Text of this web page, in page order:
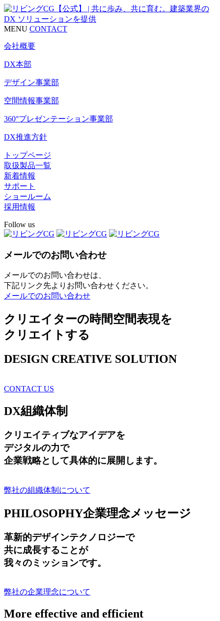
MENU CONTACT
会社概要
DX本部
デザイン事業部
空間情報事業部
360°プレゼンテーション事業部
DX推進方針
トップページ
取扱製品一覧
新着情報
サポート
ショールーム
採用情報
Follow us
メールでのお問い合わせ
メールでのお問い合わせは、
下記リンク先よりお問い合わせください。
メールでのお問い合わせ
クリエイターの時間空間表現を
クリエイトする
DESIGN CREATIVE SOLUTION
CONTACT US
DX組織体制
クリエイティブなアイデアを
デジタルの力で
企業戦略として具体的に展開します。
弊社の組織体制について
PHILOSOPHY企業理念メッセージ
革新的デザインテクノロジーで
共に成長することが
我々のミッションです。
弊社の企業理念について
More effective and efficient